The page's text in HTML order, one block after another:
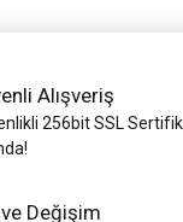
Alışveriş
256bit SSL
Değişim